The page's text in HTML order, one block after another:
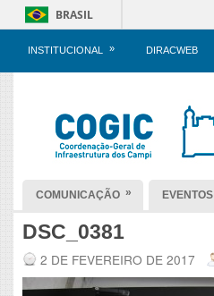
BRASIL
INSTITUCIONAL » DIRACWEB
COMUNICAÇÃO » EVENTOS
DSC_0381
2 DE FEVEREIRO DE 2017